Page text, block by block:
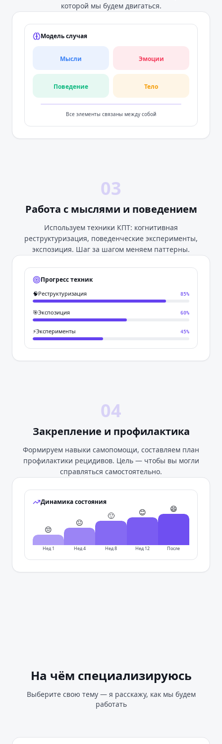
которой мы будем двигаться.
Модель случая
Мысли Эмоции
Поведение Тело
Все элементы связаны между собой
03
Работа с мыслями и поведением
Используем техники КПТ: когнитивная
реструктуризация, поведенческие эксперименты,
экспозиция. Шаг за шагом меняем паттерны.
Прогресс техник
🧠Реструктуризация 85%
🎯Экспозиция 60%
⚡Эксперименты 45%
04
Закрепление и профилактика
Формируем навыки самопомощи, составляем план
профилактики рецидивов. Цель — чтобы вы могли
справляться самостоятельно.
Динамика состояния
😔
Нед 1
😐
Нед 4
🙂
Нед 8
😊
Нед 12
😄
После
На чём специализируюсь
Выберите свою тему — я расскажу, как мы будем
работать